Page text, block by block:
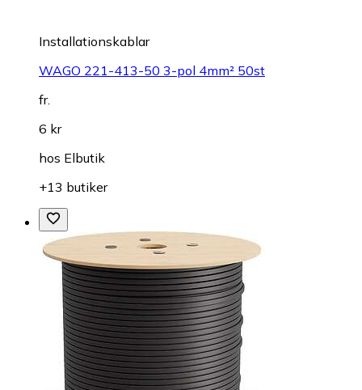
Installationskablar
WAGO 221-413-50 3-pol 4mm² 50st
fr.
6 kr
hos Elbutik
+13 butiker